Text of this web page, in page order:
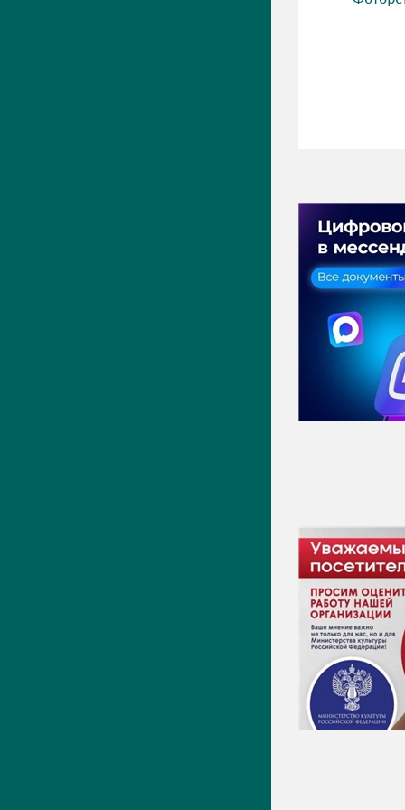
ПРЕСС-ЦЕНТР
Актуально
Новости
Фото